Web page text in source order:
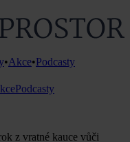
•Akce•Podcasty
Podcasty
z vratné kauce vůči